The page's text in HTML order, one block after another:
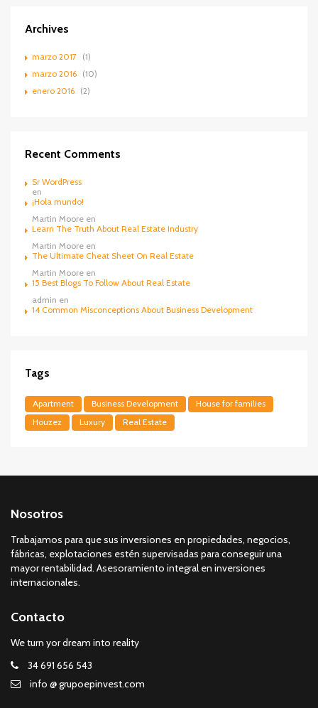
Archives
marzo 2017 (1)
marzo 2016 (10)
enero 2016 (2)
Recent Comments
Sr WordPress
en
¡Hola mundo!
Martin Moore en
Learn The Truth About Real Estate Industry
Martin Moore en
The Ultimate Cheat Sheet On Real Estate
Martin Moore en
15 Best Blogs To Follow About Real Estate
admin en
14 Common Misconceptions About Business Development
Tags
Apartment Business Development
House for families
Houzez
Luxury Real Estate
Nosotros
Trabajamos para que sus inversiones en propiedades, negocios,
fábricas, explotaciones estén supervisadas para conseguir una
mayor rentabilidad. Asesoramiento integral en inversiones
internacionales.
Contacto
We turn yor dream into reality
34 691 656 543
info @ grupoepinvest.com